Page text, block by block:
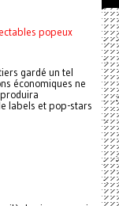
popeux
gardé un tel
économiques ne
labels et pop-stars